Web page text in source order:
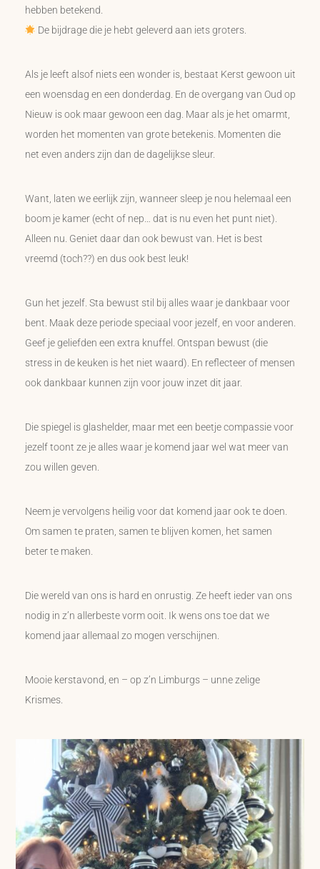
hebben betekend.
De bijdrage die je hebt geleverd aan iets groters.
Als je leeft alsof niets een wonder is, bestaat Kerst gewoon uit
een woensdag en een donderdag. En de overgang van Oud op
Nieuw is ook maar gewoon een dag. Maar als je het omarmt,
worden het momenten van grote betekenis. Momenten die
net even anders zijn dan de dagelijkse sleur.
Want, laten we eerlijk zijn, wanneer sleep je nou helemaal een
boom je kamer (echt of nep… dat is nu even het punt niet).
Alleen nu. Geniet daar dan ook bewust van. Het is best
vreemd (toch??) en dus ook best leuk!
Gun het jezelf. Sta bewust stil bij alles waar je dankbaar voor
bent. Maak deze periode speciaal voor jezelf, en voor anderen.
Geef je geliefden een extra knuffel. Ontspan bewust (die
stress in de keuken is het niet waard). En reflecteer of mensen
ook dankbaar kunnen zijn voor jouw inzet dit jaar.
Die spiegel is glashelder, maar met een beetje compassie voor
jezelf toont ze je alles waar je komend jaar wel wat meer van
zou willen geven.
Neem je vervolgens heilig voor dat komend jaar ook te doen.
Om samen te praten, samen te blijven komen, het samen
beter te maken.
Die wereld van ons is hard en onrustig. Ze heeft ieder van ons
nodig in z’n allerbeste vorm ooit. Ik wens ons toe dat we
komend jaar allemaal zo mogen verschijnen.
Mooie kerstavond, en – op z’n Limburgs – unne zelige
Krismes.